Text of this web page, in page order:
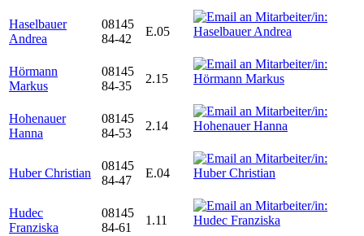
Haselbauer
Andrea
08145
84-42
E.05
Hörmann
Markus
08145
84-35
2.15
Hohenauer
Hanna
08145
84-53
2.14
Huber Christian
08145
84-47
E.04
Hudec
Franziska
08145
84-61
1.11